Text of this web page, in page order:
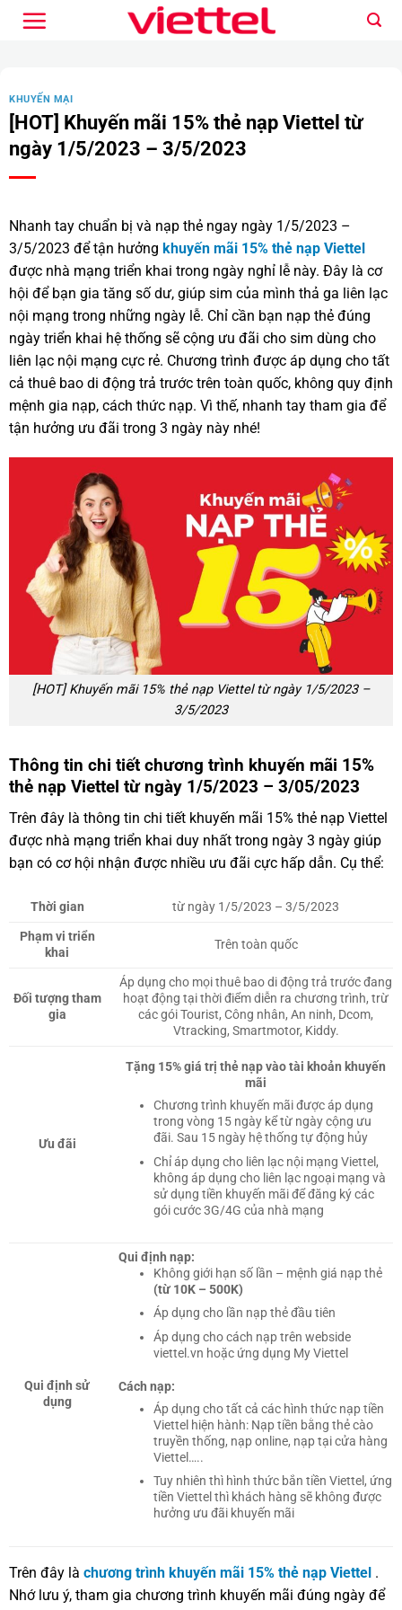
qua
KHUYẾN MẠI
[HOT] Khuyến mãi 15% thẻ nạp Viettel từ
ngày 1/5/2023 – 3/5/2023
Nhanh tay chuẩn bị và nạp thẻ ngay ngày 1/5/2023 –
3/5/2023 để tận hưởng khuyến mãi 15% thẻ nạp Viettel
được nhà mạng triển khai trong ngày nghỉ lễ này. Đây là cơ
hội để bạn gia tăng số dư, giúp sim của mình thả ga liên lạc
nội mạng trong những ngày lễ. Chỉ cần bạn nạp thẻ đúng
ngày triển khai hệ thống sẽ cộng ưu đãi cho sim dùng cho
liên lạc nội mạng cực rẻ. Chương trình được áp dụng cho tất
cả thuê bao di động trả trước trên toàn quốc, không quy định
mệnh gia nạp, cách thức nạp. Vì thế, nhanh tay tham gia để
tận hưởng ưu đãi trong 3 ngày này nhé!
[HOT] Khuyến mãi 15% thẻ nạp Viettel từ ngày 1/5/2023 –
3/5/2023
Thông tin chi tiết chương trình khuyến mãi 15%
thẻ nạp Viettel từ ngày 1/5/2023 – 3/05/2023
Trên đây là thông tin chi tiết khuyến mãi 15% thẻ nạp Viettel
được nhà mạng triển khai duy nhất trong ngày 3 ngày giúp
bạn có cơ hội nhận được nhiều ưu đãi cực hấp dẫn. Cụ thể:
Thời gian
từ ngày 1/5/2023 – 3/5/2023
Phạm vi triển
khai
Trên toàn quốc
Đối tượng tham
gia
Áp dụng cho mọi thuê bao di động trả trước đang
hoạt động tại thời điểm diễn ra chương trình, trừ
các gói Tourist, Công nhân, An ninh, Dcom,
Vtracking, Smartmotor, Kiddy.
Ưu đãi
Tặng 15% giá trị thẻ nạp vào tài khoản khuyến
mãi
Chương trình khuyến mãi được áp dụng
trong vòng 15 ngày kể từ ngày cộng ưu
đãi. Sau 15 ngày hệ thống tự động hủy
Chỉ áp dụng cho liên lạc nội mạng Viettel,
không áp dụng cho liên lạc ngoại mạng và
sử dụng tiền khuyến mãi để đăng ký các
gói cước 3G/4G của nhà mạng
Qui định sử
dụng
Qui định nạp:
Không giới hạn số lần – mệnh giá nạp thẻ
(từ 10K – 500K)
Áp dụng cho lần nạp thẻ đầu tiên
Áp dụng cho cách nạp trên webside
viettel.vn hoặc ứng dụng My Viettel
Cách nạp:
Áp dụng cho tất cả các hình thức nạp tiền
Viettel hiện hành: Nạp tiền bằng thẻ cào
truyền thống, nạp online, nạp tại cửa hàng
Viettel…..
Tuy nhiên thì hình thức bắn tiền Viettel, ứng
tiền Viettel thì khách hàng sẽ không được
hưởng ưu đãi khuyến mãi
Trên đây là chương trình khuyến mãi 15% thẻ nạp Viettel .
Nhớ lưu ý, tham gia chương trình khuyến mãi đúng ngày để